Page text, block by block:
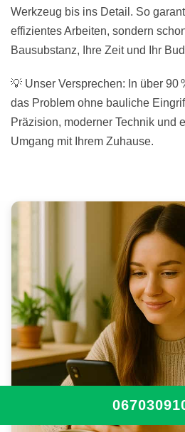
Werkzeug bis ins Detail. So
effizientes Arbeiten, sondern
Bausubstanz, Ihre Zeit und Ihr
💡 Unser Versprechen: In über 90
das Problem ohne bauliche
Präzision, moderner Technik und
Umgang mit Ihrem Zuhause.